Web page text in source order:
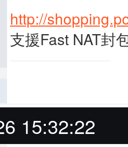
http://
支援Fast NAT封
15:32:22